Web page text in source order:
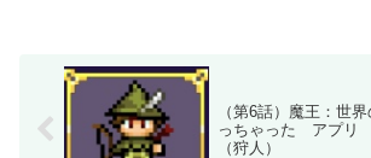
（第6話）魔王：世
っちゃった アプリ
（狩人）